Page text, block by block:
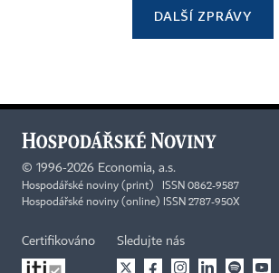
DALŠÍ ZPRÁVY
© 1996-2026 Economia, a.s.
Hospodářské noviny (print) ISSN 0862-9587
Hospodářské noviny (online) ISSN 2787-950X
Certifikováno Sledujte nás